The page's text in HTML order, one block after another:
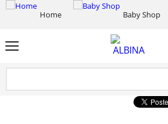
Home Baby Shop